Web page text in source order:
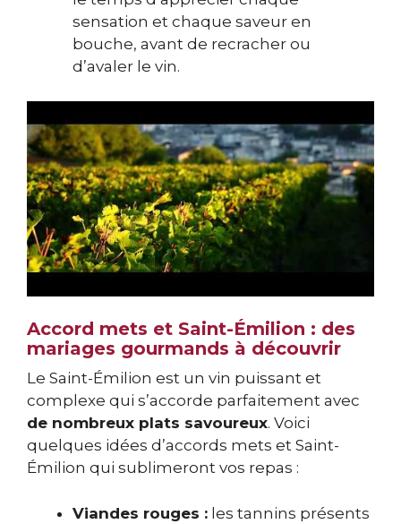
sensation et chaque saveur en
bouche, avant de recracher ou
d’avaler le vin.
Accord mets et Saint-Émilion : des
mariages gourmands à découvrir
Le Saint-Émilion est un vin puissant et
complexe qui s’accorde parfaitement avec
de nombreux plats savoureux. Voici
quelques idées d’accords mets et Saint-
Émilion qui sublimeront vos repas :
Viandes rouges : les tannins présents